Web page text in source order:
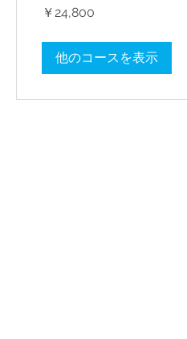
円
￥24,800
他のコースを表示